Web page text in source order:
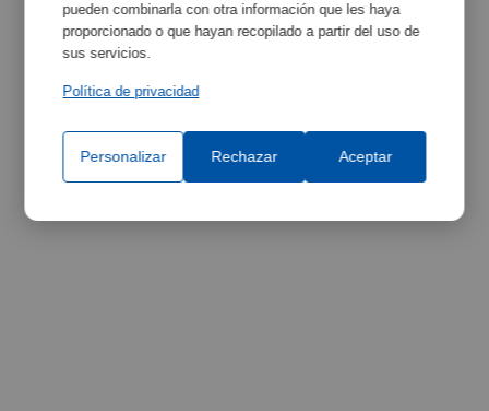
pueden combinarla con otra información que les haya
proporcionado o que hayan recopilado a partir del uso de
sus servicios.
Política de privacidad
Personalizar Rechazar Aceptar